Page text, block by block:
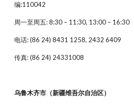
编:110042
周一至周五: 8:30 – 11:30, 13:00 – 16:30
电话: (86 24) 8431 1258, 2432 6409
传真: (86 24) 24331008
乌鲁木齐市（新疆维吾尔自治区）